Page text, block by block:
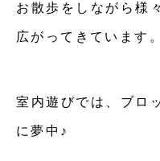
お散歩をしながら様
広がってきています。
室内遊びでは、ブロ
に夢中♪